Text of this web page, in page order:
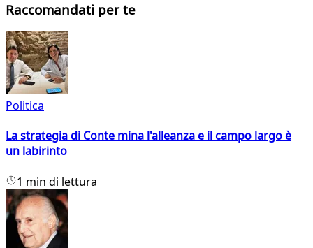
Raccomandati per te
Politica
La strategia di Conte mina l'alleanza e il campo largo è
un labirinto
1 min di lettura